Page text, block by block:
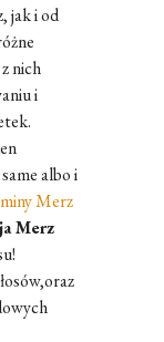
jak i od
nich
i
albo i
Merz
Merz